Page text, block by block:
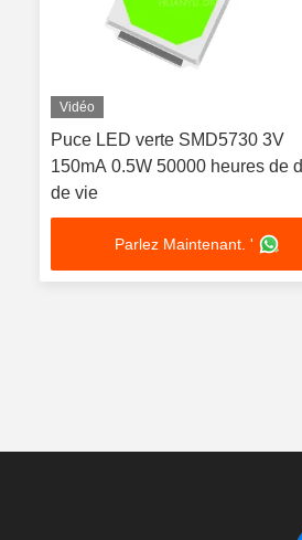
Vidéo
Puce LED verte SMD5730 3V
150mA 0.5W 50000 heures de
de vie
Parlez Maintenant. '